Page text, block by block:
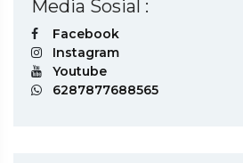
Media Sosial :
Facebook
Instagram
Youtube
6287877688565